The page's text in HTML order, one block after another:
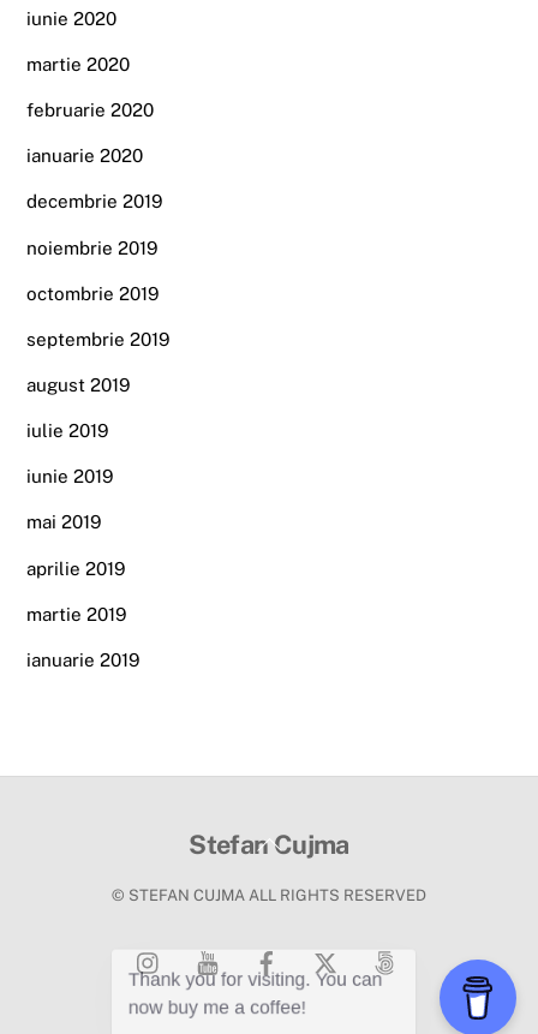
iunie 2020
martie 2020
februarie 2020
ianuarie 2020
decembrie 2019
noiembrie 2019
octombrie 2019
septembrie 2019
august 2019
iulie 2019
iunie 2019
mai 2019
aprilie 2019
martie 2019
ianuarie 2019
Back
Top
Stefan Cujma
© STEFAN CUJMA ALL RIGHTS RESERVED
InstagramYoutube